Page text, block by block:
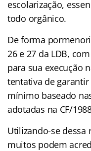
escolarização,
todo orgânico.
De forma
26 e 27 da LDB,
para sua execução
tentativa de
mínimo baseado
adotadas na CF/
Utilizando-se dessa
muitos podem